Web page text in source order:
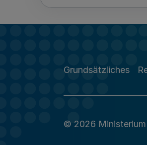
Grundsätzliches
© 2026 Ministerium